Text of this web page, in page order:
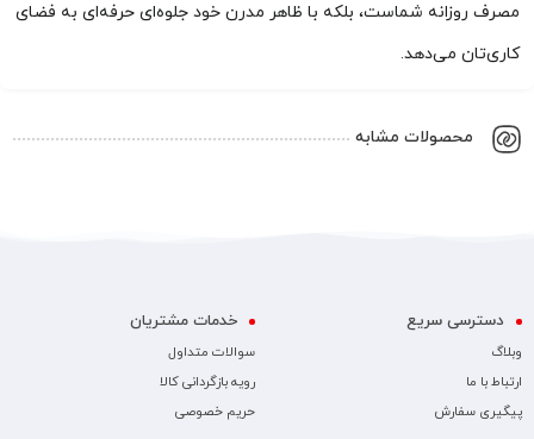
مصرف روزانه شماست، بلکه با ظاهر مدرن خود جلوه‌ای حرفه‌ای به فضای
کاری‌تان می‌دهد.
محصولات مشابه
دسترسی سریع
وبلاگ
ارتباط با ما
پیگیری سفارش
خدمات مشتریان
سوالات متداول
رویه بازگردانی کالا
حریم خصوصی